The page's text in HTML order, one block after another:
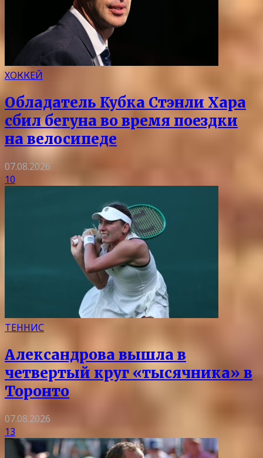
ХОККЕЙ
Обладатель Кубка Стэнли Хара
сбил бегуна во время поездки
на велосипеде
07.08.2026
10
ТЕННИС
Александрова вышла в
четвертый круг «тысячника» в
Торонто
07.08.2026
13